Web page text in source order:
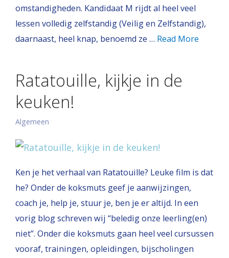
omstandigheden. Kandidaat M rijdt al heel veel
lessen volledig zelfstandig (Veilig en Zelfstandig),
daarnaast, heel knap, benoemd ze … Read More
Ratatouille, kijkje in de
keuken!
Algemeen
Ken je het verhaal van Ratatouille? Leuke film is dat
he? Onder de koksmuts geef je aanwijzingen,
coach je, help je, stuur je, ben je er altijd. In een
vorig blog schreven wij “beledig onze leerling(en)
niet”. Onder die koksmuts gaan heel veel cursussen
vooraf, trainingen, opleidingen, bijscholingen